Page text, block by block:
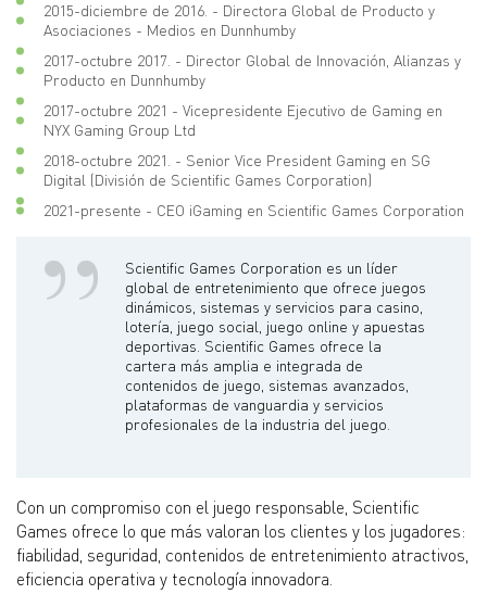
2015-diciembre de 2016. - Directora Global de Producto y
Asociaciones - Medios en Dunnhumby
2017-octubre 2017. - Director Global de Innovación, Alianzas y
Producto en Dunnhumby
2017-octubre 2021 - Vicepresidente Ejecutivo de Gaming en
NYX Gaming Group Ltd
2018-octubre 2021. - Senior Vice President Gaming en SG
Digital (División de Scientific Games Corporation)
2021-presente - CEO iGaming en Scientific Games Corporation
Scientific Games Corporation es un líder
global de entretenimiento que ofrece juegos
dinámicos, sistemas y servicios para casino,
lotería, juego social, juego online y apuestas
deportivas. Scientific Games ofrece la
cartera más amplia e integrada de
contenidos de juego, sistemas avanzados,
plataformas de vanguardia y servicios
profesionales de la industria del juego.
Con un compromiso con el juego responsable, Scientific
Games ofrece lo que más valoran los clientes y los jugadores:
fiabilidad, seguridad, contenidos de entretenimiento atractivos,
eficiencia operativa y tecnología innovadora.